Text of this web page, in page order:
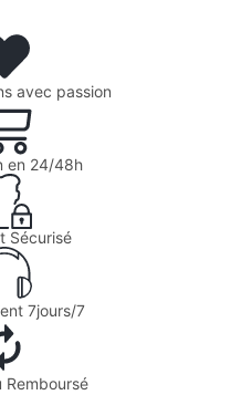
avec passion
en 24/48h
Sécurisé
7jours/7
Remboursé